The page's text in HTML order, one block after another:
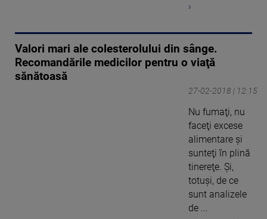
›
Valori mari ale colesterolului din sânge.
Recomandările medicilor pentru o viaţă
sănătoasă
27-02-2018 | 12:15
Nu fumaţi, nu
faceţi excese
alimentare şi
sunteţi în plină
tinereţe. Şi,
totuşi, de ce
sunt analizele
de ...